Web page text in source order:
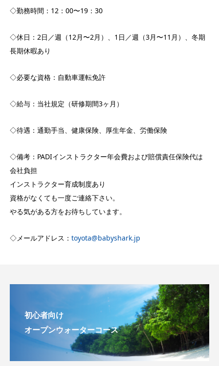
◇勤務時間：12：00〜19：30
◇休日：2日／週（12月〜2月）、1日／週（3月〜11月）、冬期
長期休暇あり
◇必要な資格：自動車運転免許
◇給与：当社規定（研修期間3ヶ月）
◇待遇：通勤手当、健康保険、厚生年金、労働保険
◇備考：PADIインストラクター年会費および賠償責任保険代は
会社負担
インストラクター育成制度あり
資格がなくても一度ご連絡下さい。
やる気がある方をお待ちしています。
◇メールアドレス： toyota@babyshark.jp
初心者向け
オープンウォーターコース